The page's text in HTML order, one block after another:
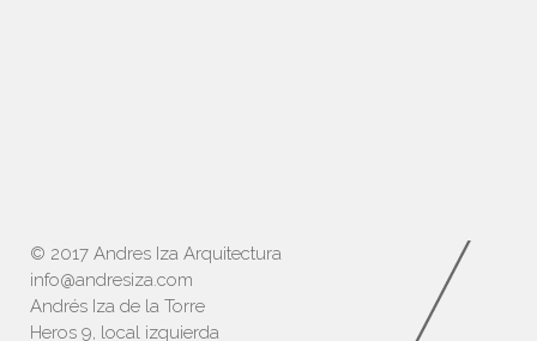
© 2017 Andres Iza Arquitectura
info@andresiza.com
Andrés Iza de la Torre
Heros 9, local izquierda